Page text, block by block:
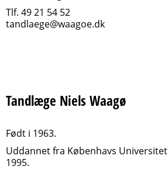
Tlf. 49 21 54 52
tandlaege@waagoe.dk
Tandlæge Niels Waagø
Født i 1963.
Uddannet fra Københavs Universitet
1995.